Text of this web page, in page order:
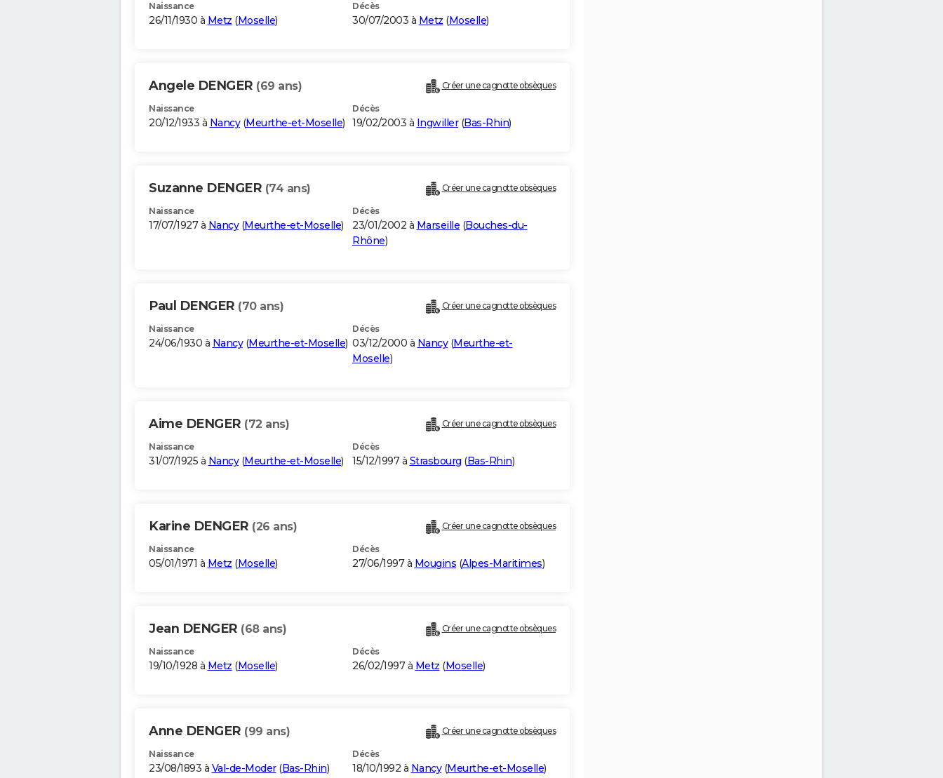
Naissance
26/11/1930 à Metz (Moselle)
Décès
30/07/2003 à Metz (Moselle)
Angele DENGER (69 ans) Créer une cagnotte obsèques
Naissance
20/12/1933 à Nancy(Meurthe-et-Moselle)
Décès
19/02/2003 à Ingwiller(Bas-Rhin)
Suzanne DENGER (74 ans) Créer une cagnotte obsèques
Naissance
17/07/1927 à Nancy(Meurthe-et-Moselle)
Décès
23/01/2002 à Marseille (Bouches-du-
Rhône)
Paul DENGER (70 ans) Créer une cagnotte obsèques
Naissance
24/06/1930 à Nancy(Meurthe-et-Moselle)
Décès
03/12/2000 à Nancy(Meurthe-et-
Moselle)
Aime DENGER (72 ans) Créer une cagnotte obsèques
Naissance
31/07/1925 à Nancy(Meurthe-et-Moselle)
Décès
15/12/1997 à Strasbourg (Bas-Rhin)
Karine DENGER (26 ans) Créer une cagnotte obsèques
Naissance
05/01/1971 à Metz (Moselle)
Décès
27/06/1997 à Mougins (Alpes-Maritimes)
Jean DENGER (68 ans) Créer une cagnotte obsèques
Naissance
19/10/1928 à Metz (Moselle)
Décès
26/02/1997 à Metz (Moselle)
Anne DENGER (99 ans) Créer une cagnotte obsèques
Naissance
23/08/1893 à Val-de-Moder(Bas-Rhin)
Décès
18/10/1992 à Nancy(Meurthe-et-Moselle)